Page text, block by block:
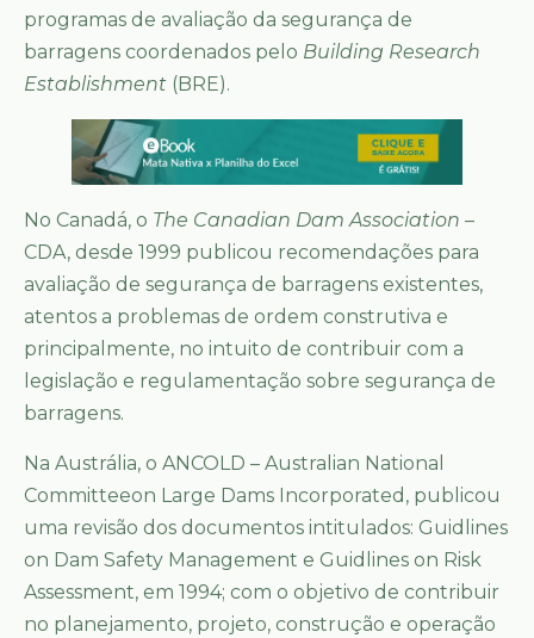
programas de avaliação da segurança de
barragens coordenados pelo Building Research
Establishment (BRE).
No Canadá, o The Canadian Dam Association –
CDA, desde 1999 publicou recomendações para
avaliação de segurança de barragens existentes,
atentos a problemas de ordem construtiva e
principalmente, no intuito de contribuir com a
legislação e regulamentação sobre segurança de
barragens.
Na Austrália, o ANCOLD – Australian National
Committeeon Large Dams Incorporated, publicou
uma revisão dos documentos intitulados: Guidlines
on Dam Safety Management e Guidlines on Risk
Assessment, em 1994; com o objetivo de contribuir
no planejamento, projeto, construção e operação